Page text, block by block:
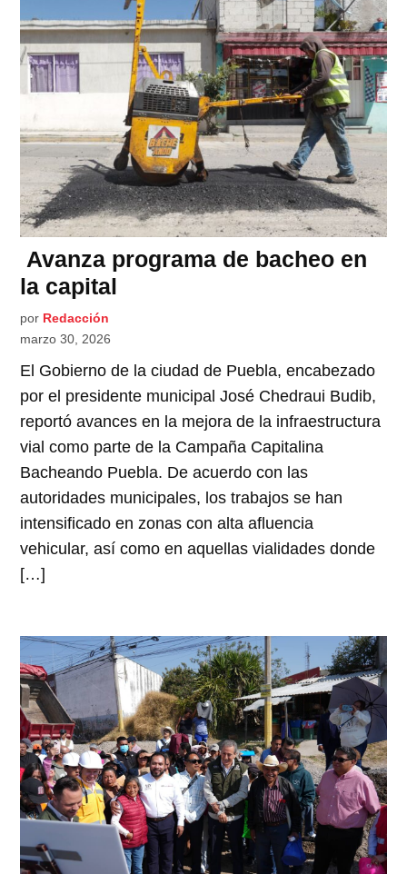
Avanza programa de bacheo en
la capital
por Redacción
marzo 30, 2026
El Gobierno de la ciudad de Puebla, encabezado
por el presidente municipal José Chedraui Budib,
reportó avances en la mejora de la infraestructura
vial como parte de la Campaña Capitalina
Bacheando Puebla. De acuerdo con las
autoridades municipales, los trabajos se han
intensificado en zonas con alta afluencia
vehicular, así como en aquellas vialidades donde
[…]